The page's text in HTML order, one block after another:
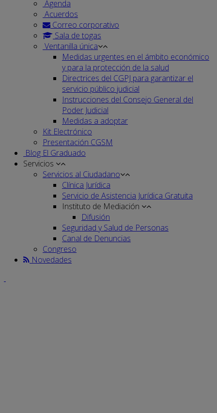
Agenda
Acuerdos
Correo corporativo
Sala de togas
Ventanilla única
Medidas urgentes en el ámbito económico
y para la protección de la salud
Directrices del CGPJ para garantizar el
servicio público judicial
Instrucciones del Consejo General del
Poder Judicial
Medidas a adoptar
Kit Electrónico
Presentación CGSM
Blog El Graduado
Servicios
Servicios al Ciudadano
Clínica Jurídica
Servicio de Asistencia Jurídica Gratuita
Instituto de Mediación
Difusión
Seguridad y Salud de Personas
Canal de Denuncias
Congreso
Novedades